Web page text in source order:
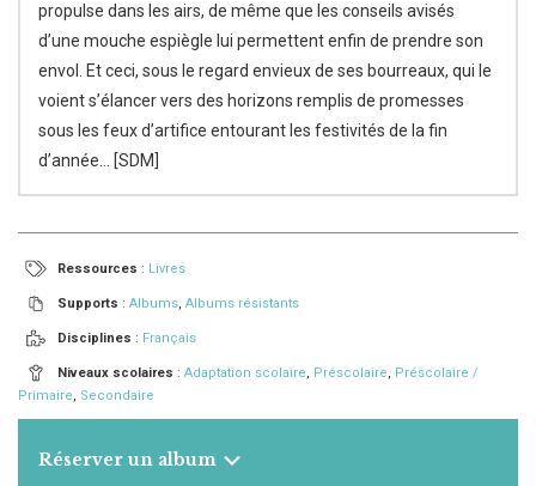
propulse dans les airs, de même que les conseils avisés
d’une mouche espiègle lui permettent enfin de prendre son
envol. Et ceci, sous le regard envieux de ses bourreaux, qui le
voient s’élancer vers des horizons remplis de promesses
sous les feux d’artifice entourant les festivités de la fin
d’année… [SDM]
Ressources : Livres
Supports : Albums, Albums résistants
Disciplines : Français
Niveaux scolaires : Adaptation scolaire, Préscolaire, Préscolaire /
Primaire, Secondaire
Réserver un album